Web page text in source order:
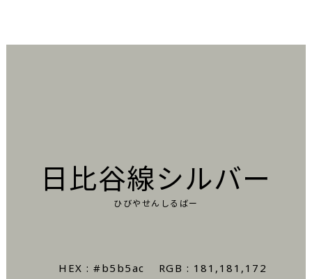
日比谷線シルバー
ひびやせんしるばー
HEX : #b5b5ac
RGB : 181,181,172